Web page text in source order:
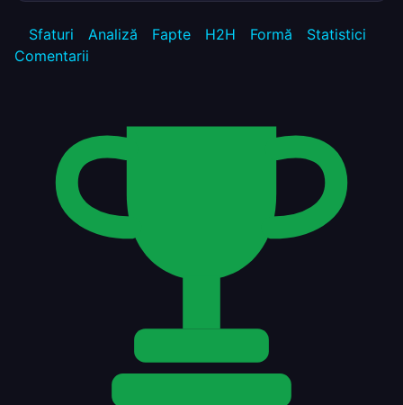
Sfaturi Analiză Fapte H2H Formă
Statistici
Comentarii